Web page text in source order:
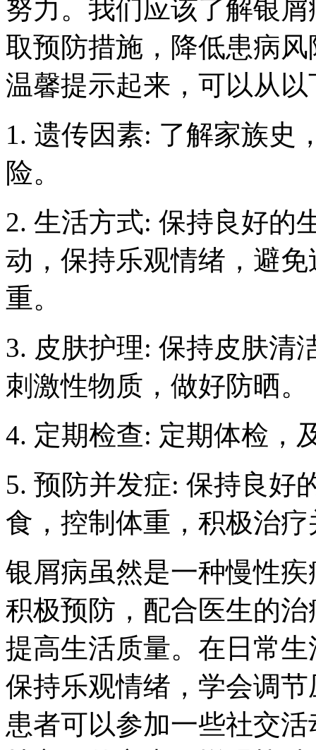
努力。我们应该了解银
取预防措施，降低患病
温馨提示起来，可以从
1. 遗传因素: 了解家族史
险。
2. 生活方式: 保持良好的
动，保持乐观情绪，避
重。
3. 皮肤护理: 保持皮肤清
刺激性物质，做好防晒。
4. 定期检查: 定期体检，
5. 预防并发症: 保持良好
食，控制体重，积极治
银屑病虽然是一种慢性
积极预防，配合医生的
提高生活质量。在日常
保持乐观情绪，学会调
患者可以参加一些社交